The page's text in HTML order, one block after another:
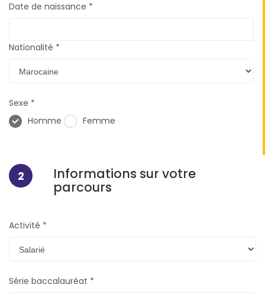
Date de naissance *
Nationalité *
Sexe *
Homme
Femme
2 Informations sur votre
parcours
Activité *
Série baccalauréat *